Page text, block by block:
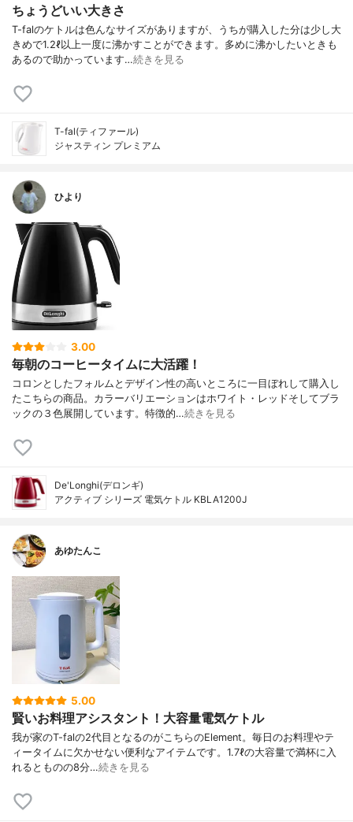
ちょうどいい大きさ
T-falのケトルは色んなサイズがありますが、うちが購入した分は少し大
きめで1.2ℓ以上一度に沸かすことができます。多めに沸かしたいときも
あるので助かっています…続きを見る
T-fal(ティファール)
ジャスティン プレミアム
ひより
3.00
毎朝のコーヒータイムに大活躍！
コロンとしたフォルムとデザイン性の高いところに一目ぼれして購入し
たこちらの商品。カラーバリエーションはホワイト・レッドそしてブラ
ックの３色展開しています。特徴的…続きを見る
De'Longhi(デロンギ)
アクティブ シリーズ 電気ケトル KBLA1200J
あゆたんこ
5.00
賢いお料理アシスタント！大容量電気ケトル
我が家のT-falの2代目となるのがこちらのElement。毎日のお料理やテ
ィータイムに欠かせない便利なアイテムです。1.7ℓの大容量で満杯に入
れるとものの8分…続きを見る